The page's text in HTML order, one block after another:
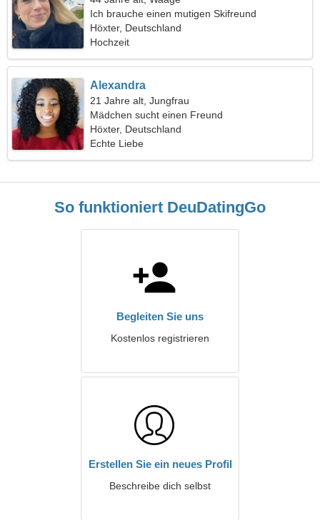
Ich brauche einen mutigen Skifreund
Höxter, Deutschland
Hochzeit
Alexandra
21 Jahre alt, Jungfrau
Mädchen sucht einen Freund
Höxter, Deutschland
Echte Liebe
So funktioniert DeuDatingGo
Begleiten Sie uns
Kostenlos registrieren
Erstellen Sie ein neues Profil
Beschreibe dich selbst